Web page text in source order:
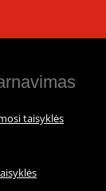
taisyklės